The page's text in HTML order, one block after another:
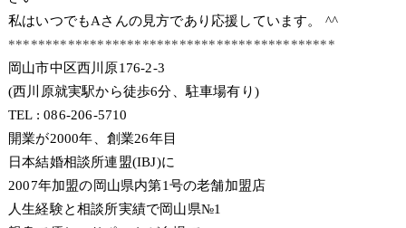
私はいつでもAさんの見方であり応援しています。 ^^
********************************************
岡山市中区西川原176-2-3
(西川原就実駅から徒歩6分、駐車場有り)
TEL : 086-206-5710
開業が2000年、創業26年目
日本結婚相談所連盟(IBJ)に
2007年加盟の岡山県内第1号の老舗加盟店
人生経験と相談所実績で岡山県№1